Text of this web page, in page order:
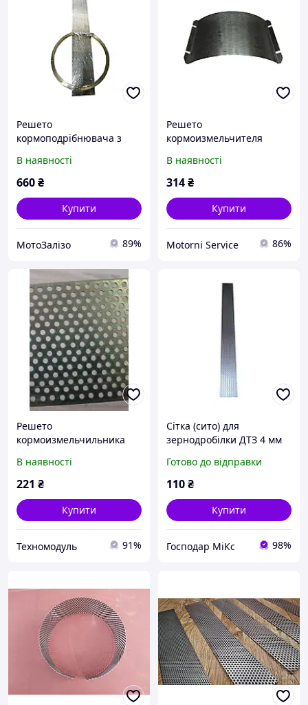
Решето
кормоподрібнювача з
ДТЗ КР-23
В наявності
660₴
Купити
МотоЗалізо 89%
Решето
кормоизмельчителя
В наявності
314₴
Купити
Motorni Service 86%
Решето
кормоизмельчильника
В наявності
221 ₴
Купити
Техномодуль 91%
Сітка (сито) для
зернодробілки ДТЗ 4 мм
Готово до відправки
110₴
Купити
Господар МіКс 98%